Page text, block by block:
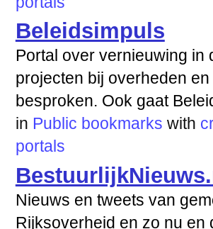
Beleidsimpuls
Portal over vernieuwing in
projecten bij overheden
besproken. Ook gaat
in Public bookmarks with
portals
Nieuws en tweets van
Rijksoverheid en zo nu en